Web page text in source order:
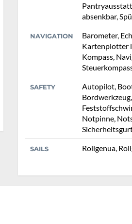
absenkbar,
NAVIGATION
Barometer,
Kartenplotter
Kompass,
SAFETY
Autopilot,
Notpinne,
SAILS Rollgenua,